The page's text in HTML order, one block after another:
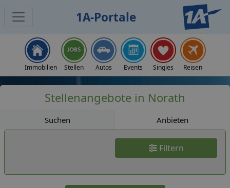
1A-Portale
Immobilien Stellen Autos Events Singles Reisen
Stellenangebote in Norath
Suchen Anbieten
Filtern